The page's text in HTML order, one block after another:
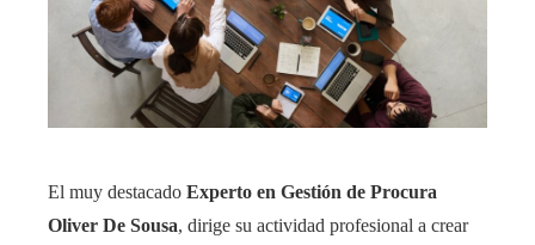
El muy destacado Experto en Gestión de Procura
Oliver De Sousa, dirige su actividad profesional a crear